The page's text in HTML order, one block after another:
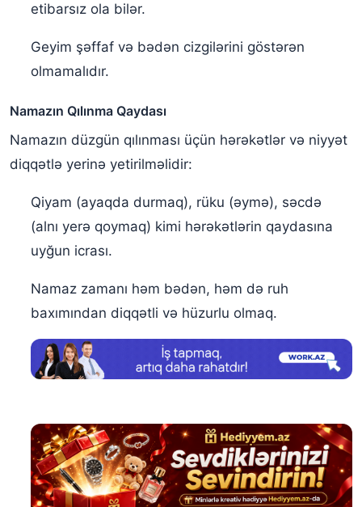
etibarsız ola bilər.
Geyim şəffaf və bədən cizgilərini göstərən
olmamalıdır.
Namazın Qılınma Qaydası
Namazın düzgün qılınması üçün hərəkətlər və niyyət
diqqətlə yerinə yetirilməlidir:
Qiyam (ayaqda durmaq), rüku (əymə), səcdə
(alnı yerə qoymaq) kimi hərəkətlərin qaydasına
uyğun icrası.
Namaz zamanı həm bədən, həm də ruh
baxımından diqqətli və hüzurlu olmaq.